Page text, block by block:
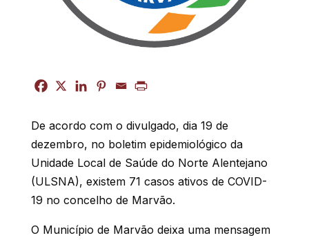
De acordo com o divulgado, dia 19 de
dezembro, no boletim epidemiológico da
Unidade Local de Saúde do Norte Alentejano
(ULSNA), existem 71 casos ativos de COVID-
19 no concelho de Marvão.
O Município de Marvão deixa uma mensagem